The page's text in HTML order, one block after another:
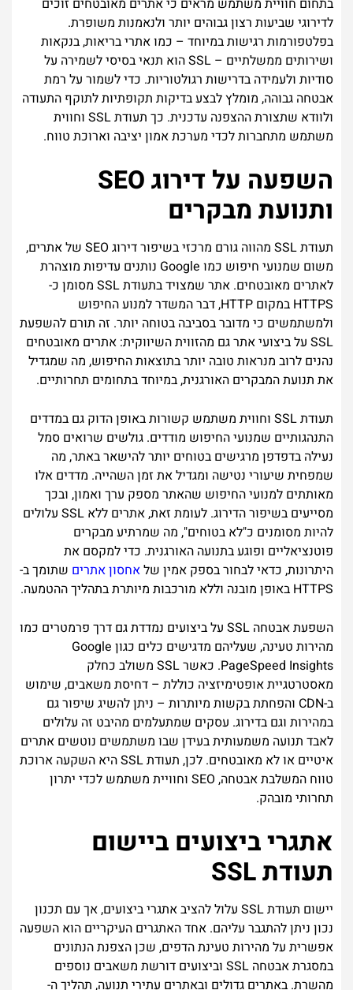
בתחום חוויית משתמש מראים כי אתרים מאובטחים זוכים
לדירוגי שביעות רצון גבוהים יותר ולנאמנות משופרת.
בפלטפורמות רגישות במיוחד – כמו אתרי בריאות, בנקאות
ושירותים ממשלתיים – SSL הוא תנאי בסיסי לשמירה על
סודיות ולעמידה בדרישות רגולטוריות. כדי לשמור על רמת
אבטחה גבוהה, מומלץ לבצע בדיקות תקופתיות לתוקף התעודה
ולוודא שתצורת ההצפנה עדכנית. כך תעודת SSL וחווית
משתמש מתחברות לכדי מערכת אמון יציבה וארוכת טווח.
השפעה על דירוג SEO
ותנועת מבקרים
תעודת SSL מהווה גורם מרכזי בשיפור דירוג SEO של אתרים,
משום שמנועי חיפוש כמו Google נותנים עדיפות מוצהרת
לאתרים מאובטחים. אתר שמצויד בתעודת SSL מסומן כ-
HTTPS במקום HTTP, דבר המשדר למנוע החיפוש
ולמשתמשים כי מדובר בסביבה בטוחה יותר. זה תורם להשפעת
SSL על ביצועי אתר גם מהזווית השיווקית: אתרים מאובטחים
נהנים לרוב מנראות טובה יותר בתוצאות החיפוש, מה שמגדיל
את תנועת המבקרים האורגנית, במיוחד בתחומים תחרותיים.
תעודת SSL וחווית משתמש קשורות באופן הדוק גם במדדים
התנהגותיים שמנועי החיפוש מודדים. גולשים שרואים סמל
נעילה בדפדפן מרגישים בטוחים יותר להישאר באתר, מה
שמפחית שיעורי נטישה ומגדיל את זמן השהייה. מדדים אלו
מאותתים למנועי החיפוש שהאתר מספק ערך ואמון, ובכך
מסייעים בשיפור הדירוג. לעומת זאת, אתרים ללא SSL עלולים
להיות מסומנים כ"לא בטוחים", מה שמרתיע מבקרים
פוטנציאליים ופוגע בתנועה האורגנית. כדי למקסם את
היתרונות, כדאי לבחור בספק אמין שלאחסון אתרים שתומך ב-
HTTPS באופן מובנה וללא מורכבות מיותרת בתהליך ההטמעה.
השפעת אבטחה SSL על ביצועים נמדדת גם דרך פרמטרים כמו
מהירות טעינה, שעליהם מדגישים כלים כגון Google
PageSpeed Insights. כאשר SSL משולב כחלק
מאסטרטגיית אופטימיזציה כוללת – דחיסת משאבים, שימוש
ב-CDN והפחתת בקשות מיותרות – ניתן להשיג שיפור גם
במהירות וגם בדירוג. עסקים שמתעלמים מהיבט זה עלולים
לאבד תנועה משמעותית בעידן שבו משתמשים נוטשים אתרים
איטיים או לא מאובטחים. לכן, תעודת SSL היא השקעה ארוכת
טווח המשלבת אבטחה, SEO וחוויית משתמש לכדי יתרון
תחרותי מובהק.
אתגרי ביצועים ביישום
תעודת SSL
יישום תעודת SSL עלול להציב אתגרי ביצועים, אך עם תכנון
נכון ניתן להתגבר עליהם. אחד האתגרים העיקריים הוא השפעה
אפשרית על מהירות טעינת הדפים, שכן הצפנת הנתונים
במסגרת אבטחה SSL וביצועים דורשת משאבים נוספים
מהשרת. באתרים גדולים ובאתרים עתירי תנועה, תהליך ה-